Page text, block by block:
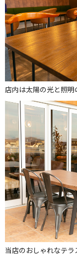
店内は太陽の光と照明
当店のおしゃれなテラ